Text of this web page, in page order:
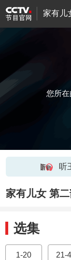
家有儿
您所
听
家有儿女 第
选集
1-20 21-